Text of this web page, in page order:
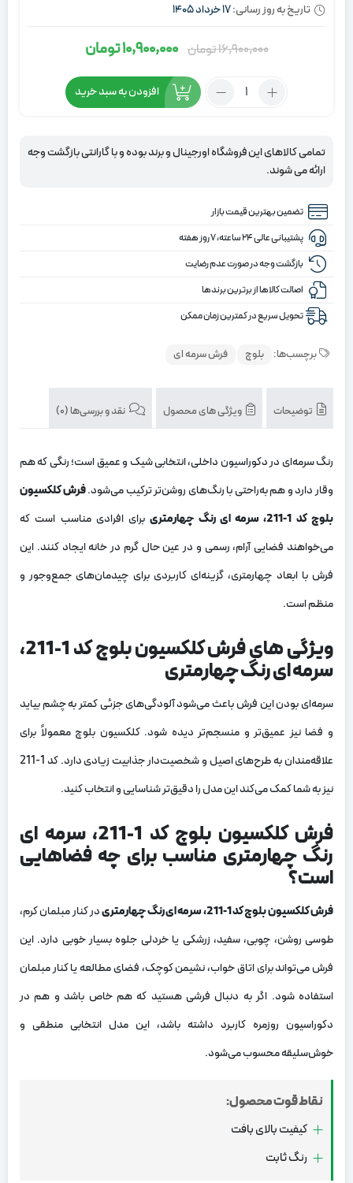
تاریخ به روز رسانی:17 خرداد 1405
16,900,000تومان قیمت
اصلی:
16,900,000
بود.
10,900,000تومان
قیمت
فعلی:
10,900,000
تعداد:
بلوچ
کد
سرمه
ای
چهارمتری
افزودن به سبد خرید
تمامی کالاهای این فروشگاه اورجینال و برند بوده و با گارانتی بازگشت وجه
ارائه می شوند.
تضمین بهترین قیمت بازار
پشتیبانی عالی ۲۴ ساعته، ۷ روز هفته
بازگشت وجه در صورت عدم رضایت
اصالت کالاها از برترین برندها
تحویل سریع در کمترین زمان ممکن
برچسب‌ها: بلوچ فرش سرمه ای
توضیحات ویژگی های محصول نقد و بررسی‌ها (0)
رنگ سرمه‌ای در دکوراسیون داخلی، انتخابی شیک و عمیق است؛ رنگی که هم
وقار دارد و هم به‌راحتی با رنگ‌های روشن‌تر ترکیب می‌شود.فرش کلکسیون
بلوچ کد 1-211، سرمه ای رنگ چهارمتری
برای افرادی مناسب است که
می‌خواهند فضایی آرام، رسمی و در عین حال گرم در خانه ایجاد کنند. این
فرش با ابعاد چهارمتری، گزینه‌ای کاربردی برای چیدمان‌های جمع‌وجور و
منظم است.
ویژگی های فرش کلکسیون بلوچ کد 1-211،
سرمه ای رنگ چهارمتری
سرمه‌ای بودن این فرش باعث می‌شود آلودگی‌های جزئی کمتر به چشم بیاید
و فضا نیز عمیق‌تر و منسجم‌تر دیده شود. کلکسیون بلوچ معمولاً برای
علاقه‌مندان به طرح‌های اصیل و شخصیت‌دار جذابیت زیادی دارد. کد 1-211
نیز به شما کمک می‌کند این مدل را دقیق‌تر شناسایی و انتخاب کنید.
فرش کلکسیون بلوچ کد 1-211، سرمه ای
رنگ چهارمتری مناسب برای چه فضاهایی
است؟
فرش کلکسیون بلوچ کد 1-211، سرمه ای رنگ چهارمتری
در کنار مبلمان کرم،
طوسی روشن، چوبی، سفید، زرشکی یا خردلی جلوه بسیار خوبی دارد. این
فرش می‌تواند برای اتاق خواب، نشیمن کوچک، فضای مطالعه یا کنار مبلمان
استفاده شود. اگر به دنبال فرشی هستید که هم خاص باشد و هم در
دکوراسیون روزمره کاربرد داشته باشد، این مدل انتخابی منطقی و
خوش‌سلیقه محسوب می‌شود.
نقاط قوت محصول:
کیفیت بالای بافت
رنگ ثابت